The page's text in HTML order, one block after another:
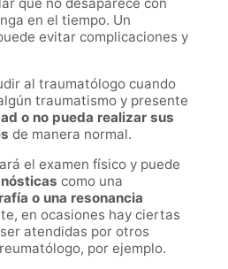
en el tiempo. Un
evitar complicaciones y
al traumatólogo cuando
traumatismo y presente
o no pueda realizar sus
de manera normal.
el examen físico y puede
como una
o una resonancia
en ocasiones hay ciertas
atendidas por otros
por ejemplo.